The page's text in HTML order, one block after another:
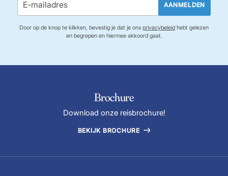
AANMELDEN
Door op de knop te klikken, bevestig je dat je ons privacybeleid hebt gelezen
en begrepen en hiermee akkoord gaat.
Brochure
Download onze reisbrochure!
BEKIJK BROCHURE